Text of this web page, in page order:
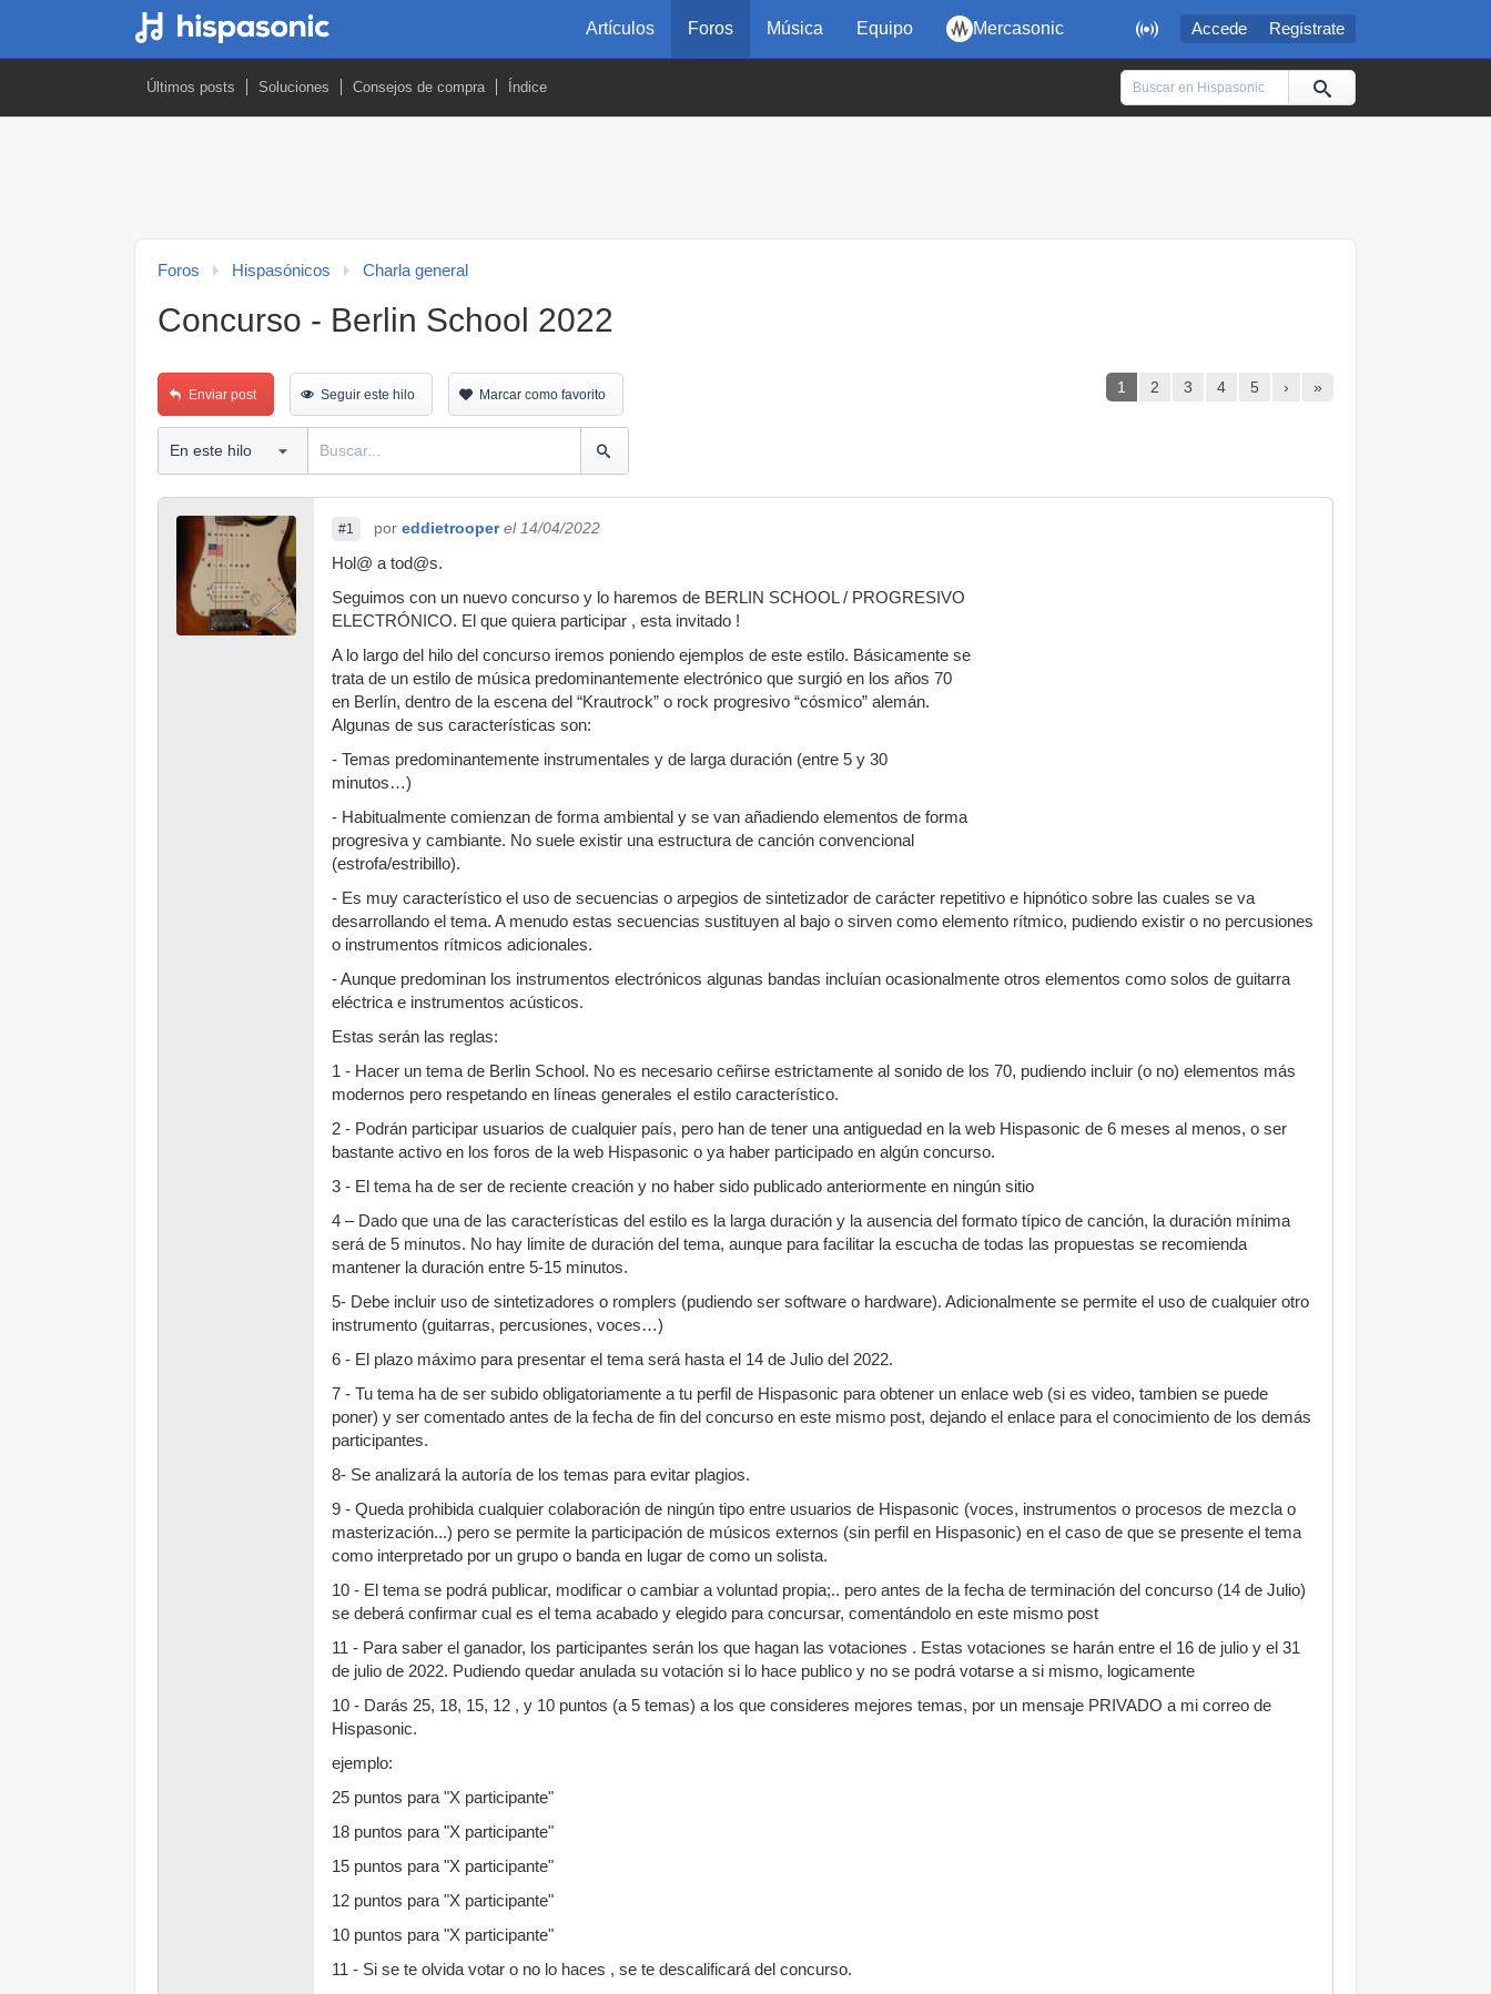
 Accede Regístrate
Artículos Foros Música Equipo Mercasonic
Últimos posts Soluciones Consejos de compra Índice
Foros Hispasónicos Charla general
Concurso - Berlin School 2022
1 2 3 4 5 › »
Enviar post Seguir este hilo Marcar como favorito
#1 por eddietrooper el 14/04/2022
Hol@ a tod@s.
Seguimos con un nuevo concurso y lo haremos de BERLIN SCHOOL / PROGRESIVO
ELECTRÓNICO. El que quiera participar , esta invitado !
A lo largo del hilo del concurso iremos poniendo ejemplos de este estilo. Básicamente se
trata de un estilo de música predominantemente electrónico que surgió en los años 70
en Berlín, dentro de la escena del “Krautrock” o rock progresivo “cósmico” alemán.
Algunas de sus características son:
- Temas predominantemente instrumentales y de larga duración (entre 5 y 30
minutos…)
- Habitualmente comienzan de forma ambiental y se van añadiendo elementos de forma
progresiva y cambiante. No suele existir una estructura de canción convencional
(estrofa/estribillo).
- Es muy característico el uso de secuencias o arpegios de sintetizador de carácter repetitivo e hipnótico sobre las cuales se va
desarrollando el tema. A menudo estas secuencias sustituyen al bajo o sirven como elemento rítmico, pudiendo existir o no percusiones
o instrumentos rítmicos adicionales.
- Aunque predominan los instrumentos electrónicos algunas bandas incluían ocasionalmente otros elementos como solos de guitarra
eléctrica e instrumentos acústicos.
Estas serán las reglas:
1 - Hacer un tema de Berlin School. No es necesario ceñirse estrictamente al sonido de los 70, pudiendo incluir (o no) elementos más
modernos pero respetando en líneas generales el estilo característico.
2 - Podrán participar usuarios de cualquier país, pero han de tener una antiguedad en la web Hispasonic de 6 meses al menos, o ser
bastante activo en los foros de la web Hispasonic o ya haber participado en algún concurso.
3 - El tema ha de ser de reciente creación y no haber sido publicado anteriormente en ningún sitio
4 – Dado que una de las características del estilo es la larga duración y la ausencia del formato típico de canción, la duración mínima
será de 5 minutos. No hay limite de duración del tema, aunque para facilitar la escucha de todas las propuestas se recomienda
mantener la duración entre 5-15 minutos.
5- Debe incluir uso de sintetizadores o romplers (pudiendo ser software o hardware). Adicionalmente se permite el uso de cualquier otro
instrumento (guitarras, percusiones, voces…)
6 - El plazo máximo para presentar el tema será hasta el 14 de Julio del 2022.
7 - Tu tema ha de ser subido obligatoriamente a tu perfil de Hispasonic para obtener un enlace web (si es video, tambien se puede
poner) y ser comentado antes de la fecha de fin del concurso en este mismo post, dejando el enlace para el conocimiento de los demás
participantes.
8- Se analizará la autoría de los temas para evitar plagios.
9 - Queda prohibida cualquier colaboración de ningún tipo entre usuarios de Hispasonic (voces, instrumentos o procesos de mezcla o
masterización...) pero se permite la participación de músicos externos (sin perfil en Hispasonic) en el caso de que se presente el tema
como interpretado por un grupo o banda en lugar de como un solista.
10 - El tema se podrá publicar, modificar o cambiar a voluntad propia;.. pero antes de la fecha de terminación del concurso (14 de Julio)
se deberá confirmar cual es el tema acabado y elegido para concursar, comentándolo en este mismo post
11 - Para saber el ganador, los participantes serán los que hagan las votaciones . Estas votaciones se harán entre el 16 de julio y el 31
de julio de 2022. Pudiendo quedar anulada su votación si lo hace publico y no se podrá votarse a si mismo, logicamente
10 - Darás 25, 18, 15, 12 , y 10 puntos (a 5 temas) a los que consideres mejores temas, por un mensaje PRIVADO a mi correo de
Hispasonic.
ejemplo:
25 puntos para "X participante"
18 puntos para "X participante"
15 puntos para "X participante"
12 puntos para "X participante"
10 puntos para "X participante"
11 - Si se te olvida votar o no lo haces , se te descalificará del concurso.